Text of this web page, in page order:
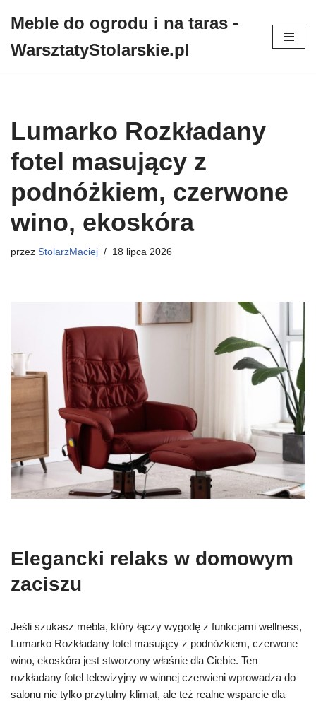
do
Meble do ogrodu i na taras -
WarsztatyStolarskie.pl
Lumarko Rozkładany
fotel masujący z
podnóżkiem, czerwone
wino, ekoskóra
przez StolarzMaciej 18 lipca 2026
Elegancki relaks w domowym
zaciszu
Jeśli szukasz mebla, który łączy wygodę z funkcjami wellness,
Lumarko Rozkładany fotel masujący z podnóżkiem, czerwone
wino, ekoskóra jest stworzony właśnie dla Ciebie. Ten
rozkładany fotel telewizyjny w winnej czerwieni wprowadza do
salonu nie tylko przytulny klimat, ale też realne wsparcie dla